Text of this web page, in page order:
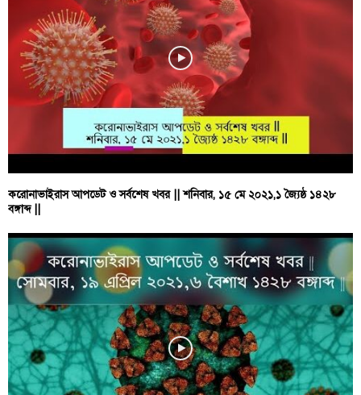
করোনাভাইরাস আপডেট ও সর্বশেষ খবর || শনিবার, ১৫ মে ২০২১,১ জ্যৈষ্ঠ ১৪২৮
বঙ্গাব্দ ||